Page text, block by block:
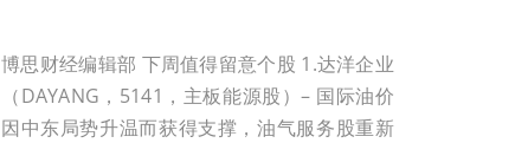
博思财经编辑部 下周值得留意个股 1.达洋企业
（DAYANG，5141，主板能源股）– 国际油价
因中东局势升温而获得支撑，油气服务股重新